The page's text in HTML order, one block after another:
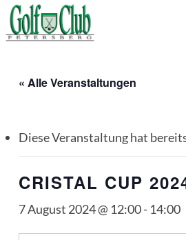
Skip
to
« Alle Veranstaltungen
Diese Veranstaltung hat
CRISTAL CUP
7 August 2024 @ 12:00- 14:00